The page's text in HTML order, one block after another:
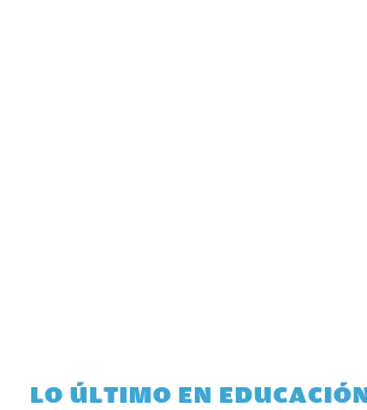
LO ÚLTIMO EN